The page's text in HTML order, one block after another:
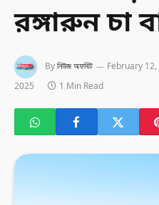
রঙ্গারুন চা
Byনিউজ অফবিট February
2025
1 Min Read